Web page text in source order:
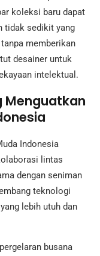
koleksi baru dapat
tidak sedikit yang
memberikan
desainer untuk
intelektual.
Menguatkan
Indonesia
lintas
dengan seniman
teknologi
lebih utuh dan
busana